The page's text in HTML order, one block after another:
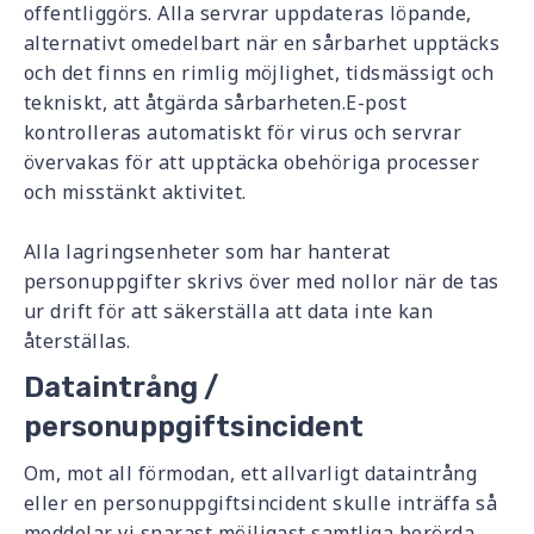
offentliggörs. Alla servrar uppdateras löpande,
alternativt omedelbart när en sårbarhet upptäcks
och det finns en rimlig möjlighet, tidsmässigt och
tekniskt, att åtgärda sårbarheten.E-post
kontrolleras automatiskt för virus och servrar
övervakas för att upptäcka obehöriga processer
och misstänkt aktivitet.
Alla lagringsenheter som har hanterat
personuppgifter skrivs över med nollor när de tas
ur drift för att säkerställa att data inte kan
återställas.
Dataintrång /
personuppgiftsincident
Om, mot all förmodan, ett allvarligt dataintrång
eller en personuppgiftsincident skulle inträffa så